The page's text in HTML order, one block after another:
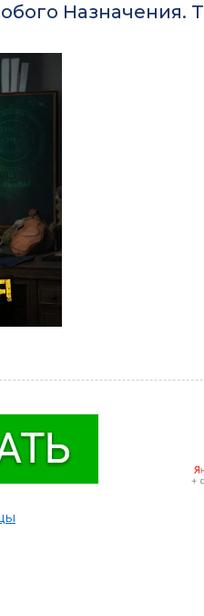
Назначения.